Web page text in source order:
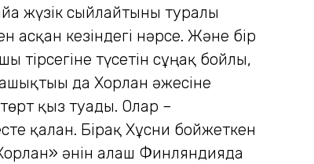
жүзік сыйлайтыны туралы
асқан кезіндегі нәрсе. Және бір
түсетін сұңғақ бойлы,
да Хорлан әжесіне
қыз туады. Олар –
қалған. Бірақ Хұсни бойжеткен
әнін алғаш Финляндияда